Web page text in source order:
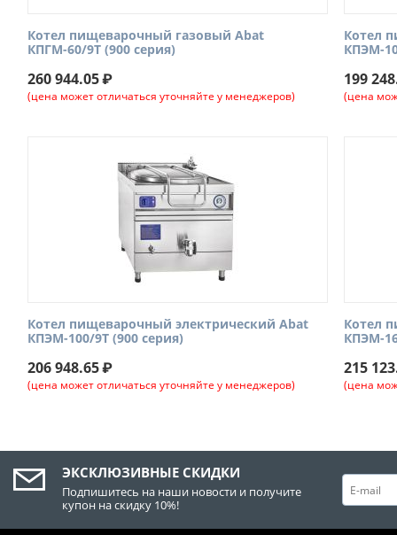
Котел пищеварочный газовый Abat
КПГМ-60/9Т (900 серия)
260 944.05₽
(цена может отличаться уточняйте у менеджеров)
Котел
КПЭМ-
199
(цена
Котел пищеварочный электрический Abat
КПЭМ-100/9Т (900 серия)
206 948.65₽
(цена может отличаться уточняйте у менеджеров)
Котел
КПЭМ-
215
(цена
ЭКСКЛЮЗИВНЫЕ СКИДКИ
Подпишитесь на наши новости и получите
купон на скидку 10%!